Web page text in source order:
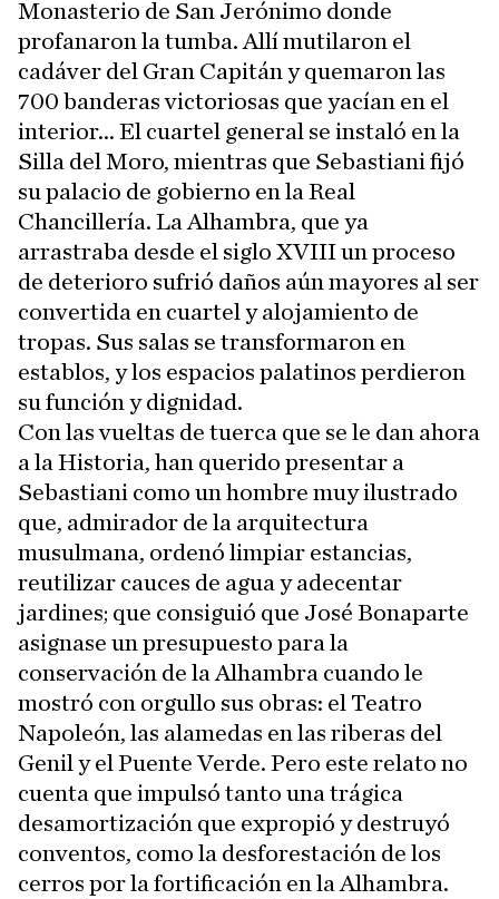
Monasterio de San Jerónimo donde
profanaron la tumba. Allí mutilaron el
cadáver del Gran Capitán y quemaron las
700 banderas victoriosas que yacían en el
interior... El cuartel general se instaló en la
Silla del Moro, mientras que Sebastiani fijó
su palacio de gobierno en la Real
Chancillería. La Alhambra, que ya
arrastraba desde el siglo XVIII un proceso
de deterioro sufrió daños aún mayores al ser
convertida en cuartel y alojamiento de
tropas. Sus salas se transformaron en
establos, y los espacios palatinos perdieron
su función y dignidad.
Con las vueltas de tuerca que se le dan ahora
a la Historia, han querido presentar a
Sebastiani como un hombre muy ilustrado
que, admirador de la arquitectura
musulmana, ordenó limpiar estancias,
reutilizar cauces de agua y adecentar
jardines; que consiguió que José Bonaparte
asignase un presupuesto para la
conservación de la Alhambra cuando le
mostró con orgullo sus obras: el Teatro
Napoleón, las alamedas en las riberas del
Genil y el Puente Verde. Pero este relato no
cuenta que impulsó tanto una trágica
desamortización que expropió y destruyó
conventos, como la desforestación de los
cerros por la fortificación en la Alhambra.